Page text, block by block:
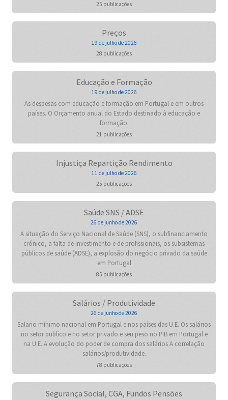
25 publicações
Preços
19 de julho de 2026
28 publicações
Educação e Formação
19 de julho de 2026
As despesas com educação e formação em Portugal e em outros
países. O Orçamento anual do Estado destinado à educação e
formação.
21 publicações
Injustiça Repartição Rendimento
11 de julho de 2026
25 publicações
Saúde SNS / ADSE
26 de junho de 2026
A situação do Serviço Nacional de Saúde (SNS), o subfinanciamento
crónico, a falta de investimento e de profissionais, os subsistemas
públicos de saúde (ADSE), a explosão do negócio privado da saúde
em Portugal
85 publicações
Salários / Produtividade
26 de junho de 2026
Salario mínimo nacional em Portugal e nos países das U.E. Os salários
no setor publico e no setor privado e seu peso no PIB em Portugal e
na U.E. A evolução do poder de compra dos salários A correlação
salários/produtividade.
78 publicações
Segurança Social, CGA, Fundos Pensões